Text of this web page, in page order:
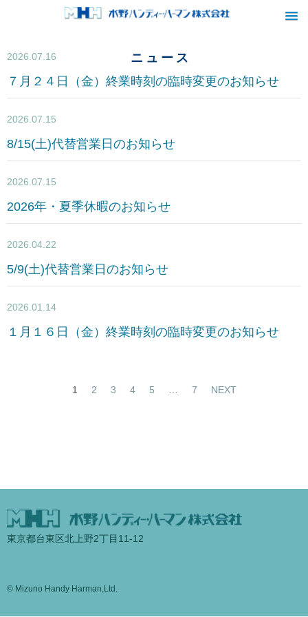
ニュース
2026.07.16
７月２４日（金）終業時刻の臨時変更のお知らせ
2026.07.15
8/15(土)代替営業日のお知らせ
2026.07.15
2026年・夏季休暇のお知らせ
2026.04.22
5/9(土)代替営業日のお知らせ
2026.01.14
１月１６日（金）終業時刻の臨時変更のお知らせ
1 2 3 4 5 7 NEXT
東京都台東区北上野2丁目11-12
© Mizuno Handy Harman,Ltd.